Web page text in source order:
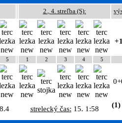
2., 4. streľba (S):
5 1 2 3 4 5
strelecký čas: 15. 1:58 (1)